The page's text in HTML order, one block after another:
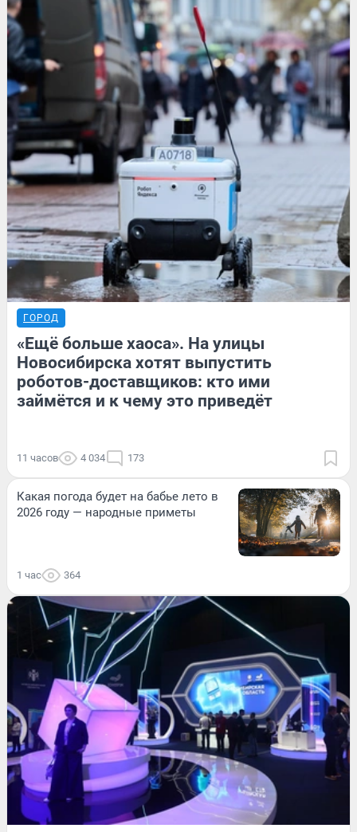
ГОРОД
«Ещё больше хаоса». На улицы
Новосибирска хотят выпустить
роботов-доставщиков: кто ими
займётся и к чему это приведёт
11 часов 4 034 173
Какая погода будет на бабье лето в
2026 году — народные приметы
1 час 364